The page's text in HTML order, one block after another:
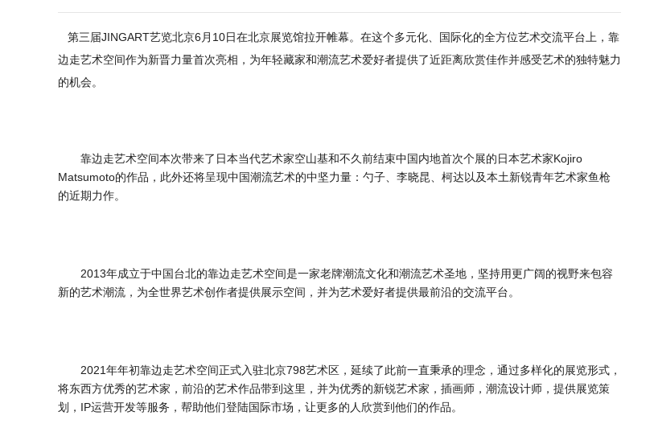
第三届JINGART艺览北京6 月 10日在北京展览馆拉开帷幕。在这个多元化、国际化的全方位艺术交流平台上，靠
边走艺术空间作为新晋力量首次亮相，为年轻藏家和潮流艺术爱好者提供了近距离欣赏佳作并感受艺术的独特魅力
的机会。
靠边走艺术空间本次带来了日本当代艺术家空山基和不久前结束中国内地首次个展的日本艺术家Kojiro
Matsumoto的作品，此外还将呈现中国潮流艺术的中坚力量：勺子、李晓昆、柯达以及本土新锐青年艺术家鱼枪
的近期力作。
2013年成立于中国台北的靠边走艺术空间是一家老牌潮流文化和潮流艺术圣地，坚持用更广阔的视野来包容
新的艺术潮流，为全世界艺术创作者提供展示空间，并为艺术爱好者提供最前沿的交流平台。
2021年年初靠边走艺术空间正式入驻北京798艺术区，延续了此前一直秉承的理念，通过多样化的展览形式，
将东西方优秀的艺术家，前沿的艺术作品带到这里，并为优秀的新锐艺术家，插画师，潮流设计师，提供展览策
划， IP运营开发等服务，帮助他们登陆国际市场，让更多的人欣赏到他们的作品。